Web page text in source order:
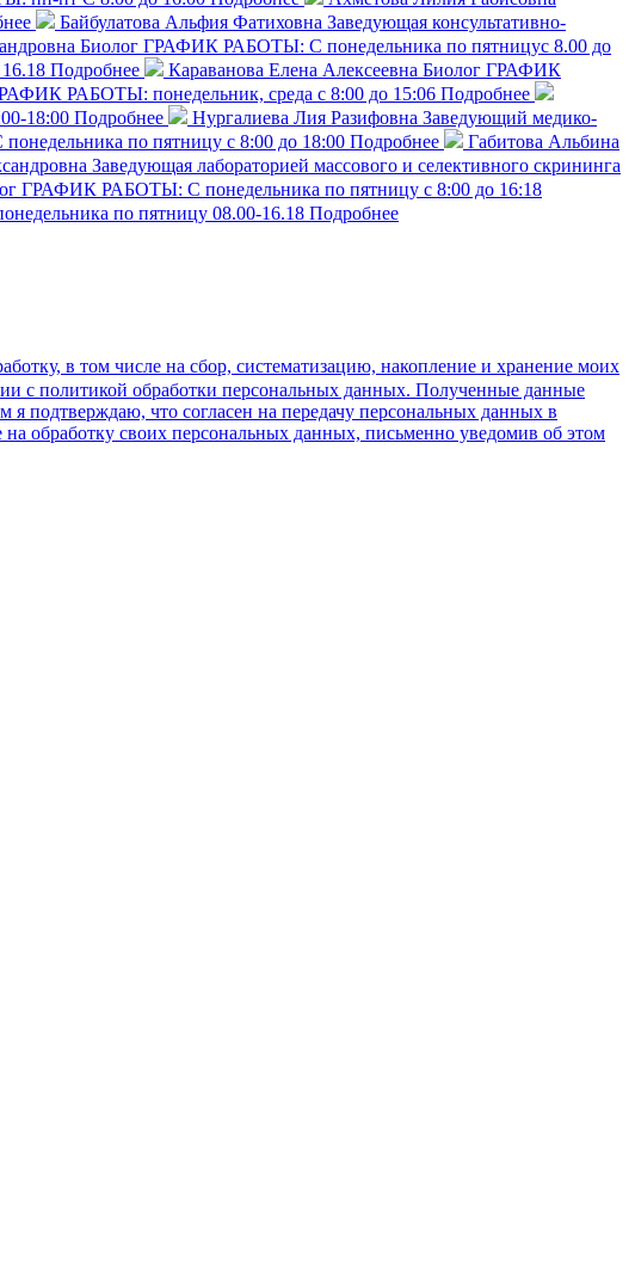
Байбулатова Альфия Фатиховна Заведующая консультативно-
Биолог ГРАФИК РАБОТЫ: С понедельника по пятницус 8.00 до
Подробнее Караванова Елена Алексеевна Биолог ГРАФИК
РАБОТЫ: понедельник, среда с 8:00 до 15:06 Подробнее
18:00 Подробнее Нургалиева Лия Разифовна Заведующий медико-
по пятницу с 8:00 до 18:00 Подробнее
Габитова Альбина
Заведующая лабораторией массового и селективного скрининга
ГРАФИК РАБОТЫ: С понедельника по пятницу с 8:00 до 16:18
по пятницу 08.00-16.18 Подробнее
в том числе на сбор, систематизацию, накопление и хранение моих
с политикой обработки персональных данных. Полученные данные
я подтверждаю, что согласен на передачу персональных данных в
обработку своих персональных данных, письменно уведомив об этом